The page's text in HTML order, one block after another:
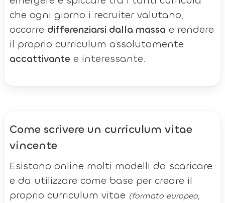
che ogni giorno i recruiter valutano,
occorre differenziarsi dalla massa e rendere
il proprio curriculum assolutamente
accattivante e interessante.
Come scrivere un curriculum vitae
vincente
Esistono online molti modelli da scaricare
e da utilizzare come base per creare il
proprio curriculum vitae (formato europeo,